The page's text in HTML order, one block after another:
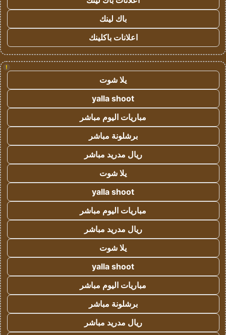
باك لينك
اعلانات باكلينك
!
يلا شوت
yalla shoot
مباريات اليوم مباشر
برشلونة مباشر
ريال مدريد مباشر
يلا شوت
yalla shoot
مباريات اليوم مباشر
ريال مدريد مباشر
يلا شوت
yalla shoot
مباريات اليوم مباشر
برشلونة مباشر
ريال مدريد مباشر